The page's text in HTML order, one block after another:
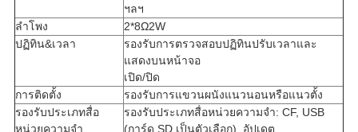
ฯลฯ
ลำโพง
2*8Ω2W
ปฏิทิน&เวลา
รองรับการตรวจสอบปฏิทินปรับเวลาและ
แสดงบนหน้าจอ
เปิด/ปิด
การติดตั้ง
รองรับการแขวนผนังแนวนอนหรือแนวตั้ง
รองรับประเภทสื่อ
หน่วยความจำ
รองรับประเภทสื่อหน่วยความจำ: CF, USB
(การ์ด SD เป็นตัวเลือก), อัปเดต